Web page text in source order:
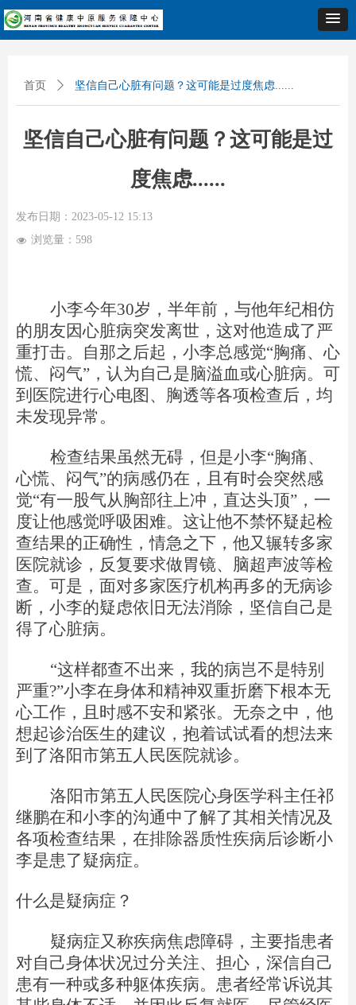
首页 ꄲ 坚信自己心脏有问题？这可能是过度焦虑......
坚信自己心脏有问题？这可能是过
度焦虑......
发布日期： 2023-05-12 15:13
넶 浏览量： 598
小李今年30岁，半年前，与他年纪相仿
的朋友因心脏病突发离世，这对他造成了严
重打击。自那之后起，小李总感觉“胸痛、心
慌、闷气”，认为自己是脑溢血或心脏病。可
到医院进行心电图、胸透等各项检查后，均
未发现异常。
检查结果虽然无碍，但是小李“胸痛、
心慌、闷气”的病感仍在，且有时会突然感
觉“有一股气从胸部往上冲，直达头顶”，一
度让他感觉呼吸困难。这让他不禁怀疑起检
查结果的正确性，情急之下，他又辗转多家
医院就诊，反复要求做胃镜、脑超声波等检
查。可是，面对多家医疗机构再多的无病诊
断，小李的疑虑依旧无法消除，坚信自己是
得了心脏病。
“这样都查不出来，我的病岂不是特别
严重?”小李在身体和精神双重折磨下根本无
心工作，且时感不安和紧张。无奈之中，他
想起诊治医生的建议，抱着试试看的想法来
到了洛阳市第五人民医院就诊。
洛阳市第五人民医院心身医学科主任祁
继鹏在和小李的沟通中了解了其相关情况及
各项检查结果，在排除器质性疾病后诊断小
李是患了疑病症。
什么是疑病症？
疑病症又称疾病焦虑障碍，主要指患者
对自己身体状况过分关注、担心，深信自己
患有一种或多种躯体疾病。患者经常诉说其